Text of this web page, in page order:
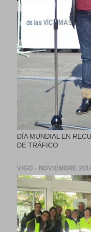
DÍA MUNDIAL EN
DE TRÁFICO
VIGO - NOVIEMBRE